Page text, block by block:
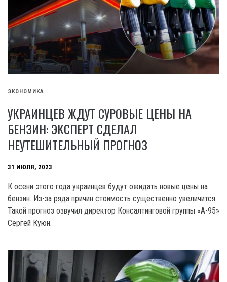
ЭКОНОМИКА
УКРАИНЦЕВ ЖДУТ СУРОВЫЕ ЦЕНЫ НА
БЕНЗИН: ЭКСПЕРТ СДЕЛАЛ
НЕУТЕШИТЕЛЬНЫЙ ПРОГНОЗ
31 ИЮЛЯ, 2023
К осени этого года украинцев будут ожидать новые цены на
бензин. Из-за ряда причин стоимость существенно увеличится.
Такой прогноз озвучил директор Консалтинговой группы «А-95»
Сергей Куюн.